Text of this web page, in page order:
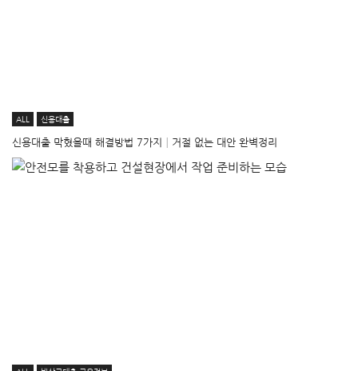
ALL 신용대출
신용대출 막혔을때 해결방법 7가지│거절 없는 대안 완벽정리